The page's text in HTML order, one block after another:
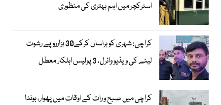
اسٹرکچر میں اہم بہتری کی منظوری
کراچی: شہری کو ہراساں کرکے30 ہزارروپے رشوت
لینے کی ویڈیو وائرل، 3 پولیس اہلکار معطل
کراچی میں صبح و رات کے اوقات میں پھوار، بوندا